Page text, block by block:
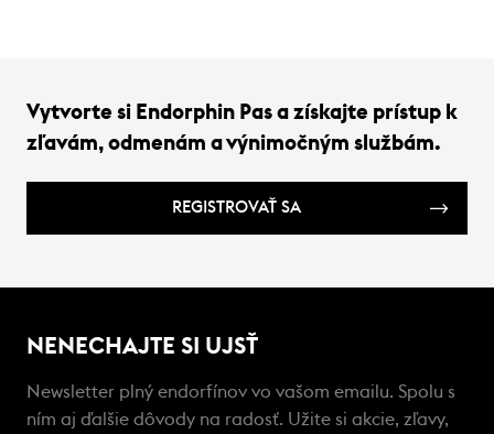
Vytvorte si Endorphin Pas a získajte prístup k
zľavám, odmenám a výnimočným službám.
REGISTROVAŤ SA
NENECHAJTE SI UJSŤ
Newsletter plný endorfínov vo vašom emailu. Spolu s
ním aj ďalšie dôvody na radosť. Užite si akcie, zľavy,